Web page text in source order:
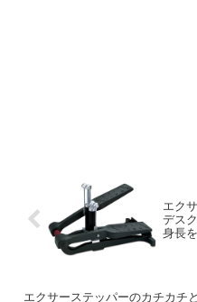
エク
デス
身長
エクサーステッパーのカチカチ